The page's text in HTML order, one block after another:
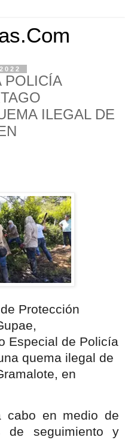
POLICÍA
ILEGAL DE
Protección
Especial de Policía
quema ilegal de
en
cabo en medio de
de seguimiento y